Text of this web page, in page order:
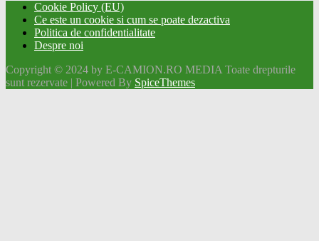
Cookie Policy (EU)
Ce este un cookie si cum se poate dezactiva
Politica de confidentialitate
Despre noi
Copyright © 2024 by E-CAMION.RO MEDIA Toate drepturile
sunt rezervate | Powered By SpiceThemes